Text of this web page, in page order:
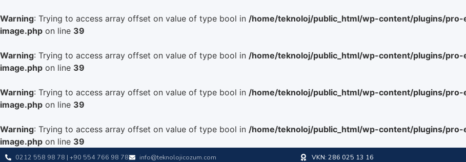
Warning: Trying to access array offset on value of type bool in /home/teknoloj/public_html/wp-content/plugins/
image.php on line 39
Warning: Trying to access array offset on value of type bool in /home/teknoloj/public_html/wp-content/plugins/
image.php on line 39
Warning: Trying to access array offset on value of type bool in /home/teknoloj/public_html/wp-content/plugins/
image.php on line 39
Warning: Trying to access array offset on value of type bool in /home/teknoloj/public_html/wp-content/plugins/
image.php on line 39
0212 558 98 78 | +90 554 766 98 78 info@teknolojicozum.com VKN: 286 025 13 16